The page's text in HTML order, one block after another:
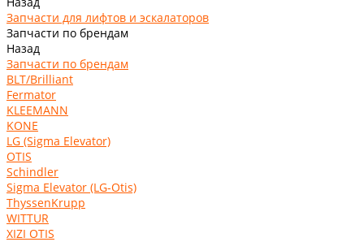
Запчасти для лифтов и эскалаторов
Запчасти по брендам
Назад
Запчасти по брендам
BLT/Brilliant
Fermator
KLEEMANN
KONE
LG (Sigma Elevator)
OTIS
Schindler
Sigma Elevator (LG-Otis)
ThyssenKrupp
WITTUR
XIZI OTIS